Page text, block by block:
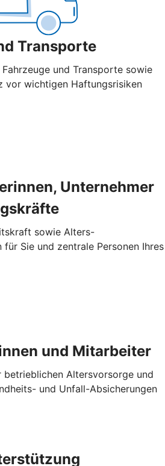
Transporte
und Transporte sowie
vor wichtigen Haftungsrisiken
Unternehmer
sowie Alters-
für Sie und zentrale Personen Ihres
und Mitarbeiter
betrieblichen Altersvorsorge und
und Unfall-Absicherungen